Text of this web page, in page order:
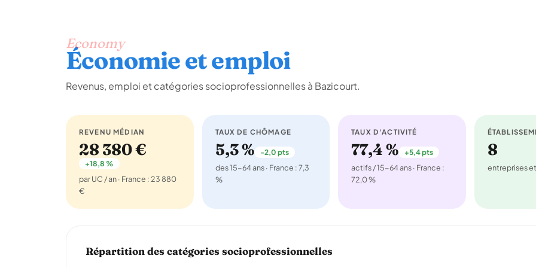
Economy
Économie et emploi
Revenus, emploi et catégories socioprofessionnelles à Bazicourt.
REVENU MÉDIAN
28 380 €
+18,8 %
par UC / an · France : 23 880
€
TAUX DE CHÔMAGE
5,3 % -2,0 pts
des 15-64 ans · France : 7,3
%
TAUX D'ACTIVITÉ
77,4 % +5,4 pts
actifs / 15-64 ans · France :
72,0 %
8
entreprises
Répartition des catégories socioprofessionnelles